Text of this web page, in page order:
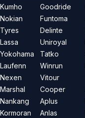
Kumho
Nokian
Tyres
Lassa
Yokohama
Laufenn
Nexen
Marshal
Nankang
Kormoran
Goodride
Funtoma
Delinte
Uniroyal
Tatko
Winrun
Vitour
Cooper
Aplus
Anlas